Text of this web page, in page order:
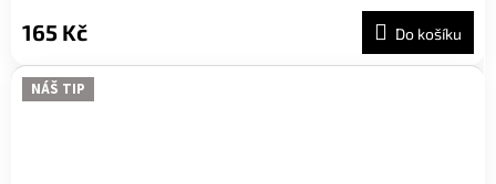
165 Kč Do košíku
NÁŠ TIP